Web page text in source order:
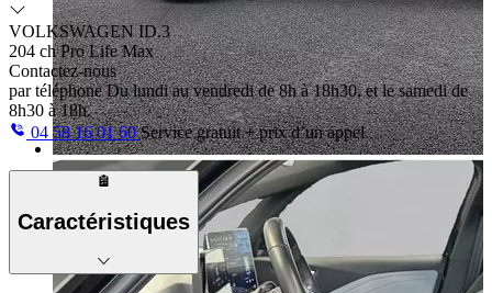
VOLKSWAGEN ID.3
204 ch Pro Life Max
Contactez-nous
par téléphone Du lundi au vendredi de 8h à 18h30, et le samedi de
8h30 à 18h.
04 58 16 01 60Service gratuit + prix d’un appel
Caractéristiques